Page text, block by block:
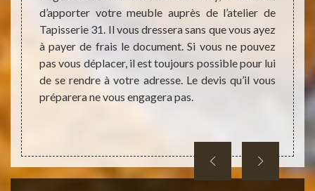
Fort
aux
et
de
d’apporter votre meuble auprès de l’atelier de
Tapisserie 31. Il vous dressera sans que vous ayez
à payer de frais le document. Si vous ne pouvez
pas vous déplacer, il est toujours possible pour lui
de se rendre à votre adresse. Le devis qu’il vous
préparera ne vous engagera pas.
tant